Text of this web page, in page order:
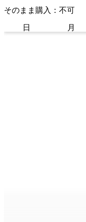
そのまま購入：不可
日 月